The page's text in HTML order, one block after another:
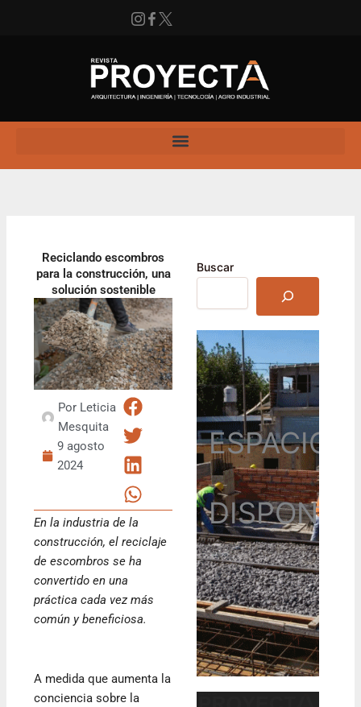
Reciclando escombros
para la construcción, una
solución sostenible
Por Leticia
Mesquita
9 agosto
2024
En la industria de la
construcción, el reciclaje
de escombros se ha
convertido en una
práctica cada vez más
común y beneficiosa.
A medida que aumenta la
conciencia sobre la
Buscar
ESPACIO
InstagramFacebook